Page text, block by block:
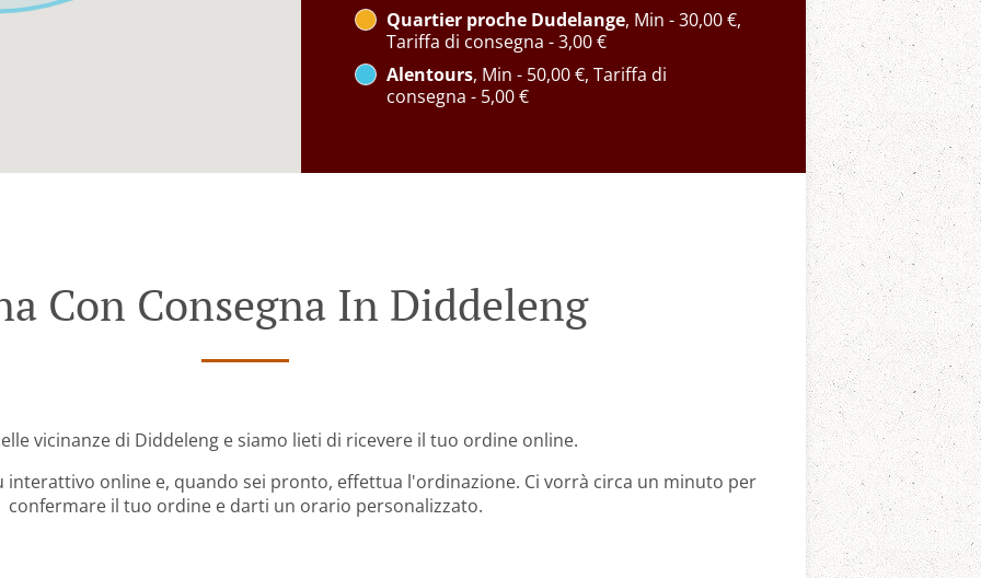
Quartier proche Dudelange, Min - 30,00 €,
Tariffa di consegna - 3,00 €
Alentours, Min - 50,00 €, Tariffa di
consegna - 5,00 €
Con Consegna In Diddeleng
vicinanze di Diddeleng e siamo lieti di ricevere il tuo ordine online.
interattivo online e, quando sei pronto, effettua l'ordinazione. Ci vorrà circa un minuto per
confermare il tuo ordine e darti un orario personalizzato.